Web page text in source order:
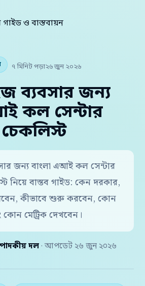
গাইড ও বাস্তবায়ন
৭ মিনিট পড়া২৬ জুন ২০২৬
ব্যবসার জন্য
কল সেন্টার
জন্য বাংলা এআই কল সেন্টার
নিয়ে বাস্তব গাইড: কেন দরকার,
কীভাবে শুরু করবেন, কোন
মেট্রিক দেখবেন।
দল · আপডেট ২৬ জুন ২০২৬